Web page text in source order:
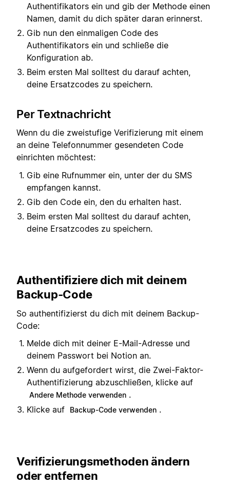
Authentifikators ein und gib der Methode einen
Namen, damit du dich später daran erinnerst.
Gib nun den einmaligen Code des
Authentifikators ein und schließe die
Konfiguration ab.
Beim ersten Mal solltest du darauf achten,
deine Ersatzcodes zu speichern.
Per Textnachricht
Wenn du die zweistufige Verifizierung mit einem
an deine Telefonnummer gesendeten Code
einrichten möchtest:
Gib eine Rufnummer ein, unter der du SMS
empfangen kannst.
Gib den Code ein, den du erhalten hast.
Beim ersten Mal solltest du darauf achten,
deine Ersatzcodes zu speichern.
Authentifiziere dich mit deinem
Backup-Code
So authentifizierst du dich mit deinem Backup-
Code:
Melde dich mit deiner E-Mail-Adresse und
deinem Passwort bei Notion an.
Wenn du aufgefordert wirst, die Zwei-Faktor-
Authentifizierung abzuschließen, klicke auf
Andere Methode verwenden .
Klicke auf
Backup-Code verwenden .
Verifizierungsmethoden ändern
oder entfernen